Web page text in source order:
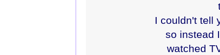
I couldn't tell
so instead
watched